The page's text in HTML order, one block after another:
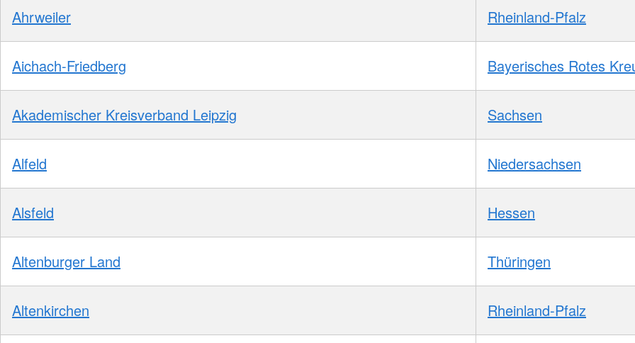
Ahrweiler Rheinland-Pfalz
Aichach-Friedberg Bayerisches Rotes
Akademischer Kreisverband Leipzig Sachsen
Alfeld Niedersachsen
Alsfeld Hessen
Altenburger Land Thüringen
Altenkirchen Rheinland-Pfalz